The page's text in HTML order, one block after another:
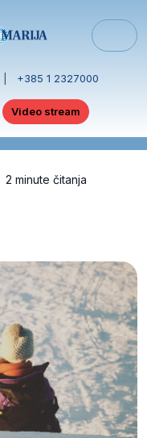
+385 1 2327000
Video stream
2 minute čitanja